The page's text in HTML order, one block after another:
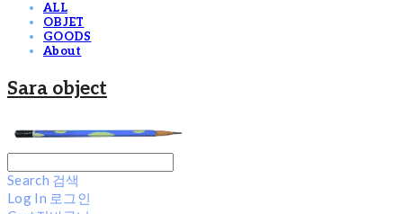
ALL
OBJET
GOODS
About
Sara object
Search 검색
Log In 로그인